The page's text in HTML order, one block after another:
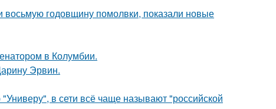
годовщину помолвки, показали новые
в Колумбии.
Эрвин.
в сети всё чаще называют "российской